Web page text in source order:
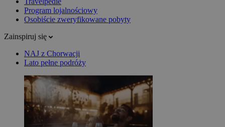
Program lojalnościowy
Osobiście zweryfikowane pobyty
Zainspiruj się
NAJ z Chorwacji
Lato pełne podróży